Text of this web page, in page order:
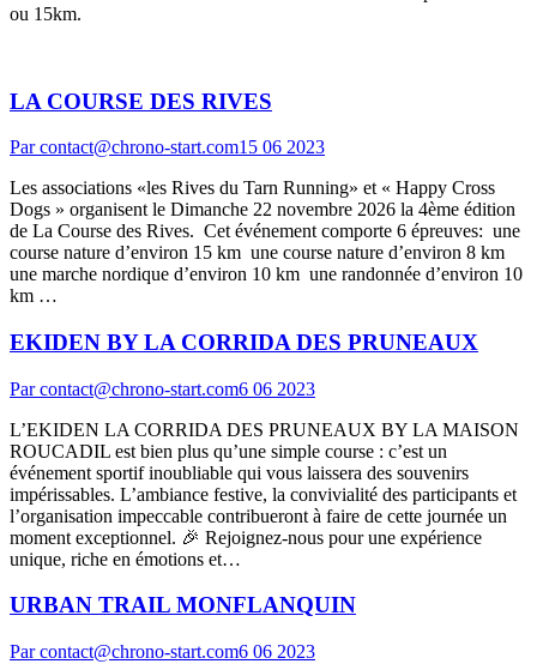
ou 15km.
LA COURSE DES RIVES
Parcontact@chrono-start.com15 06 2023
Les associations «les Rives du Tarn Running» et « Happy Cross
Dogs » organisent le Dimanche 22 novembre 2026 la 4ème édition
de La Course des Rives. Cet événement comporte 6 épreuves: une
course nature d’environ 15 km une course nature d’environ 8 km
une marche nordique d’environ 10 km une randonnée d’environ 10
km …
EKIDEN BY LA CORRIDA DES PRUNEAUX
Parcontact@chrono-start.com6 06 2023
L’EKIDEN LA CORRIDA DES PRUNEAUX BY LA MAISON
ROUCADIL est bien plus qu’une simple course : c’est un
événement sportif inoubliable qui vous laissera des souvenirs
impérissables. L’ambiance festive, la convivialité des participants et
l’organisation impeccable contribueront à faire de cette journée un
moment exceptionnel. 🎉 Rejoignez-nous pour une expérience
unique, riche en émotions et…
URBAN TRAIL MONFLANQUIN
Parcontact@chrono-start.com6 06 2023